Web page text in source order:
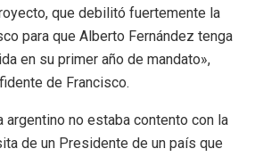
que debilitó fuertemente la
para que Alberto Fernández tenga
en su primer año de mandato»,
de Francisco.
argentino no estaba contento con la
de un Presidente de un país que